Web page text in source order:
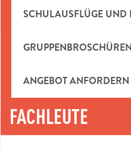
SCHULAUSFLÜGE UND
ANGEBOT ANFORDERN
FACHLEUTE
Jahren.